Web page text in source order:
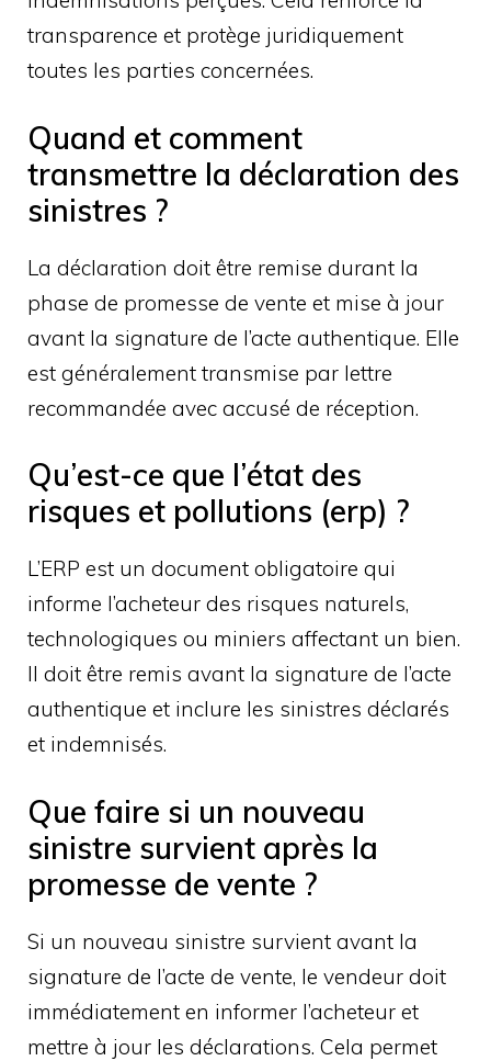
transparence et protège juridiquement
toutes les parties concernées.
Quand et comment
transmettre la déclaration des
sinistres ?
La déclaration doit être remise durant la
phase de promesse de vente et mise à jour
avant la signature de l’acte authentique. Elle
est généralement transmise par lettre
recommandée avec accusé de réception.
Qu’est-ce que l’état des
risques et pollutions (erp) ?
L’ERP est un document obligatoire qui
informe l’acheteur des risques naturels,
technologiques ou miniers affectant un bien.
Il doit être remis avant la signature de l’acte
authentique et inclure les sinistres déclarés
et indemnisés.
Que faire si un nouveau
sinistre survient après la
promesse de vente ?
Si un nouveau sinistre survient avant la
signature de l’acte de vente, le vendeur doit
immédiatement en informer l’acheteur et
mettre à jour les déclarations. Cela permet